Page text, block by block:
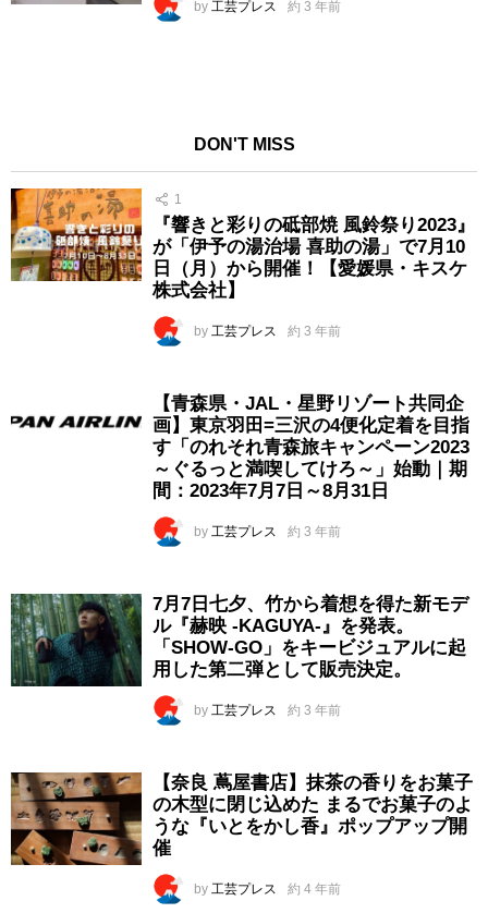
by 工芸プレス 約 3 年前
DON'T MISS
1
『響きと彩りの砥部焼 風鈴祭り2023』
が「伊予の湯治場 喜助の湯」で7月10
日（月）から開催！【愛媛県・キスケ
株式会社】
by 工芸プレス 約 3 年前
【青森県・JAL・星野リゾート共同企
画】東京羽田=三沢の4便化定着を目指
す「のれそれ青森旅キャンペーン2023
～ぐるっと満喫してけろ～」始動｜期
間：2023年7月7日～8月31日
by 工芸プレス 約 3 年前
7月7日七夕、竹から着想を得た新モデ
ル『赫映 -KAGUYA-』を発表。
「SHOW-GO」をキービジュアルに起
用した第二弾として販売決定。
by 工芸プレス 約 3 年前
【奈良 蔦屋書店】抹茶の香りをお菓子
の木型に閉じ込めた まるでお菓子のよ
うな『いとをかし香』ポップアップ開
催
by 工芸プレス 約 4 年前